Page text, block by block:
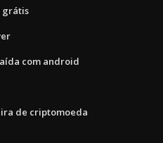
grátis
com android
de criptomoeda